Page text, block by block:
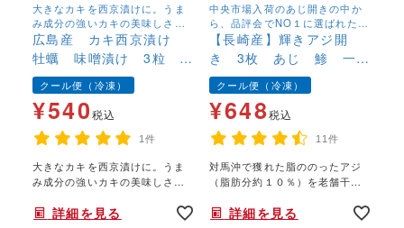
大きなカキを西京漬けに。うま
み成分の強いカキの美味しさを
さらに凝縮したような味わい。
お酒のつまみに最適です。
広島産 カキ西京漬け
牡蠣 味噌漬け 3粒 無
添加 海のミルク 冷凍
便 味噌漬け 単品
クール便（冷凍）
¥540税込
1件
大きなカキを西京漬けに。うま
み成分の強いカキの美味しさを
お酒のつまみに最適です。
詳細を見る
中央市場入荷のあじ開きの中か
ら、品評会でNO１に選ばれたア
ジの開きです。
【長崎産】輝きアジ開
き 3枚 あじ 鯵 一夜
干し 干物 冷凍
クール便（冷凍）
¥648税込
11件
対馬沖で獲れた脂ののったアジ
（脂肪分約１０％）を老舗干物
いました。食べやすい手のひら
詳細を見る